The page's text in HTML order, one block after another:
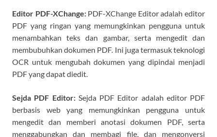
Editor PDF-XChange:PDF-XChange Editor adalah editor
PDF yang ringan yang memungkinkan pengguna untuk
menambahkan teks dan gambar, serta mengedit dan
membubuhkan dokumen PDF. Ini juga termasuk teknologi
OCR untuk mengubah dokumen yang dipindai menjadi
PDF yang dapat diedit.
Sejda PDF Editor:Sejda PDF Editor adalah editor PDF
berbasis web yang memungkinkan pengguna untuk
mengedit dan memberi anotasi dokumen PDF, serta
menggabungkan dan membagi file, dan mengonversi